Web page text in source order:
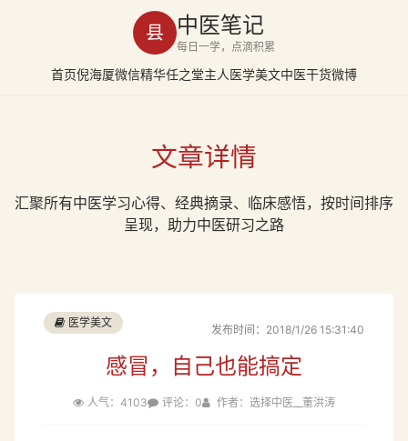
县 中医笔记
每日一学，点滴积累
首页倪海厦微信精华任之堂主人医学美文中医干货微博
文章详情
汇聚所有中医学习心得、经典摘录、临床感悟，按时间排序
呈现，助力中医研习之路
医学美文
发布时间：2018/1/26 15:31:40
感冒，自己也能搞定
人气：4103 评论：0 作者：选择中医__董洪涛